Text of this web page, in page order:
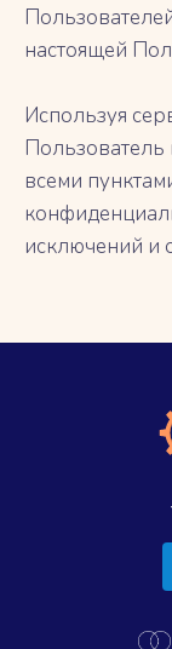
настоящей
Используя
Пользователь
всеми
исключений и